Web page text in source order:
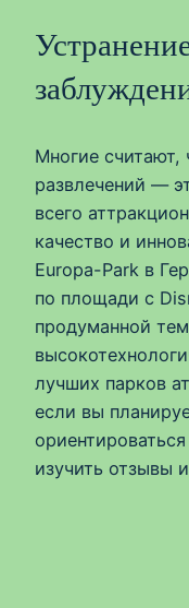
Многие
развлечений —
всего
качество и
Europa-Park в
по площади с
продуманной
лучших парков
если вы
изучить отзывы